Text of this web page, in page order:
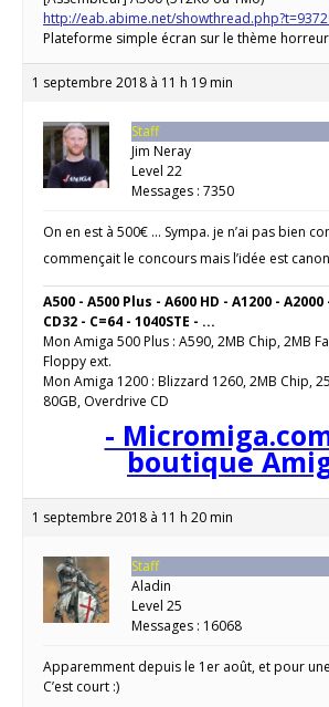
http://eab.abime.net/
Plateforme simple écran sur le thème horreur
1 septembre 2018 à 11 h 19 min
Staff
Jim Neray
Level 22
Messages : 7350
On en est à 500€ … Sympa. je n’ai pas bien
commençait le concours mais l’idée est
A500 - A500 Plus - A600 HD - A1200 - A2000
CD32 - C=64 - 1040STE - ...
Mon Amiga 500 Plus : A590, 2MB Chip, 2MB
Floppy ext.
Mon Amiga 1200 : Blizzard 1260, 2MB Chip,
80GB, Overdrive CD
-
boutique
1 septembre 2018 à 11 h 20 min
Staff
Aladin
Level 25
Messages : 16068
Apparemment depuis le 1er août, et pour
C’est court :)